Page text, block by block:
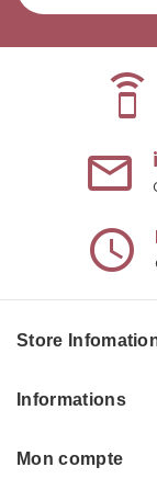
speaker_phone
mail_outline
access_time
Store
Informations
Mon compte